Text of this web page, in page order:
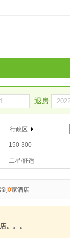
退房
行政区
150-300
二星/舒适
0家酒店
。。。